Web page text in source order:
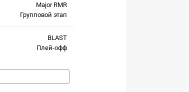
Major RMR
Групповой этап
BLAST
Плей-офф